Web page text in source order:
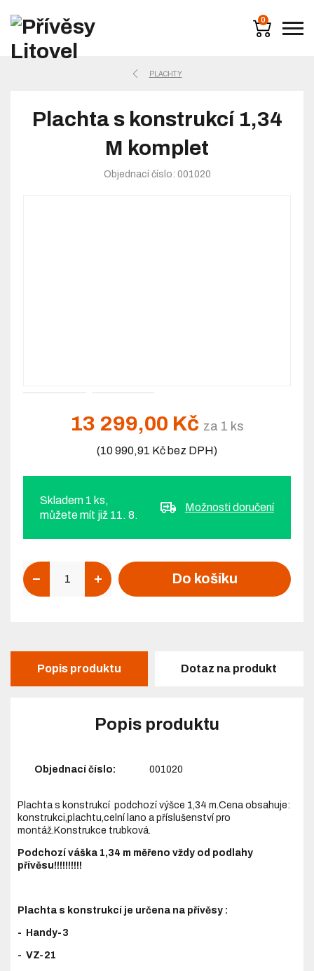
0
PLACHTY
Plachta s konstrukcí 1,34
M komplet
Objednací číslo: 001020
13 299,00 Kč za 1 ks
(10 990,91 Kč bez DPH)
Skladem 1 ks,
můžete mít již 11. 8.
Možnosti doručení
Do košíku
Popis produktu Dotaz na produkt
Popis produktu
Objednací číslo: 001020
Plachta s konstrukcí podchozí výšce 1,34 m.Cena obsahuje:
konstrukci,plachtu,celní lano a příslušenství pro
montáž.Konstrukce trubková.
Podchozí váška 1,34 m měřeno vždy od podlahy
přívěsu!!!!!!!!!!
Plachta s konstrukcí je určena na přívěsy :
- Handy-3
- VZ-21